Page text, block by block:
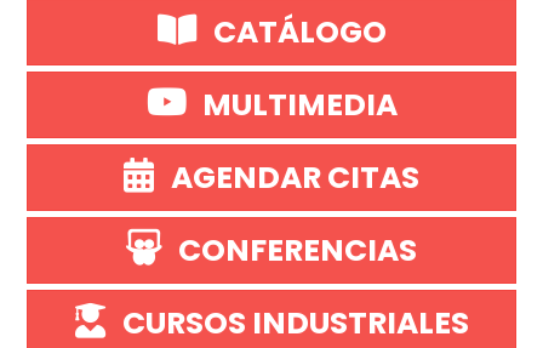
CATÁLOGO
MULTIMEDIA
AGENDAR CITAS
CONFERENCIAS
CURSOS INDUSTRIALES